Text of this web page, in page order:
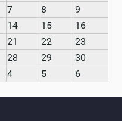
7 8
9
14 15
16
21 22
23
28 29
30
4 5 6